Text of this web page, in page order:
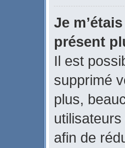
Je
présent
Il est
supprimé
plus,
afin de